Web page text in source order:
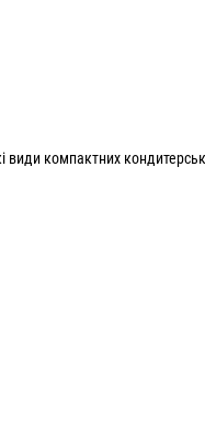
компактних